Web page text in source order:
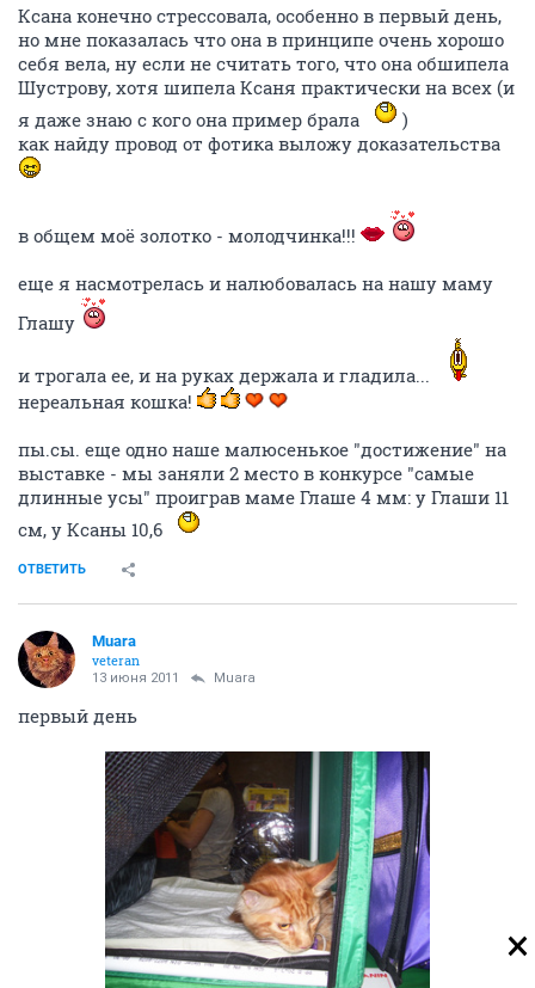
Ксана конечно стрессовала, особенно в первый день,
но мне показалась что она в принципе очень хорошо
себя вела, ну если не считать того, что она обшипела
Шустрову, хотя шипела Ксаня практически на всех (и
я даже знаю с кого она пример брала
)
как найду провод от фотика выложу доказательства
в общем моё золотко - молодчинка!!!
еще я насмотрелась и налюбовалась на нашу маму
Глашу
и трогала ее, и на руках держала и гладила...
нереальная кошка!
пы.сы. еще одно наше малюсенькое "достижение" на
выставке - мы заняли 2 место в конкурсе "самые
длинные усы" проиграв маме Глаше 4 мм: у Глаши 11
см, у Ксаны 10,6
ОТВЕТИТЬ
Muara
veteran
13 июня 2011 Muara
первый день